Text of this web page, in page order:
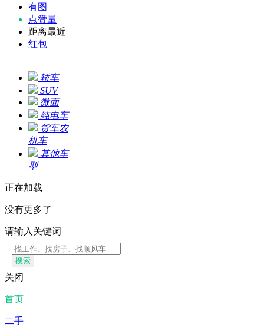
有图
点赞量
距离最近
红包
轿车
SUV
微面
纯电车
货车农
机车
其他车
型
正在加载
没有更多了
请输入关键词
搜索
关闭
首页
二手